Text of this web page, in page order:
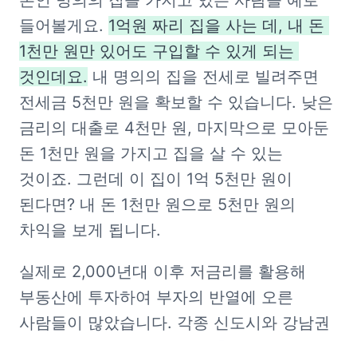
들어볼게요. 1억원 짜리 집을 사는 데, 내 돈
1천만 원만 있어도 구입할 수 있게 되는
것인데요. 내 명의의 집을 전세로 빌려주면
전세금 5천만 원을 확보할 수 있습니다. 낮은
금리의 대출로 4천만 원, 마지막으로 모아둔
돈 1천만 원을 가지고 집을 살 수 있는
것이죠. 그런데 이 집이 1억 5천만 원이
된다면? 내 돈 1천만 원으로 5천만 원의
차익을 보게 됩니다.
실제로 2,000년대 이후 저금리를 활용해
부동산에 투자하여 부자의 반열에 오른
사람들이 많았습니다. 각종 신도시와 강남권